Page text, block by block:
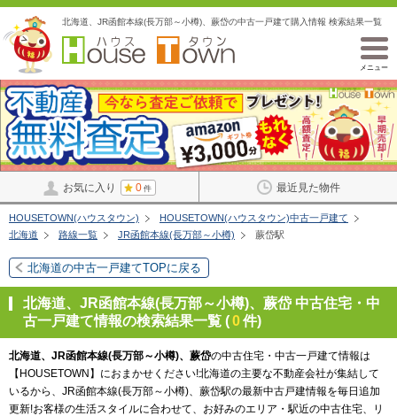
北海道、JR函館本線(長万部～小樽)、蕨岱の中古一戸建て購入情報 検索結果一覧
メニュー
お気に入り 0 件 最近見た物件
HOUSETOWN(ハウスタウン)
HOUSETOWN(ハウスタウン)中古一戸建て
北海道
路線一覧 JR函館本線(長万部～小樽) 蕨岱駅
北海道の中古一戸建てTOPに戻る
北海道、JR函館本線(長万部～小樽)、蕨岱 中古住宅・中
古一戸建て情報の検索結果一覧 (0件)
北海道、JR函館本線(長万部～小樽)、蕨岱の中古住宅・中古一戸建て情報は
【HOUSETOWN】におまかせください!北海道の主要な不動産会社が集結して
いるから、JR函館本線(長万部～小樽)、蕨岱駅の最新中古戸建情報を毎日追加
更新!お客様の生活スタイルに合わせて、お好みのエリア・駅近の中古住宅、リ